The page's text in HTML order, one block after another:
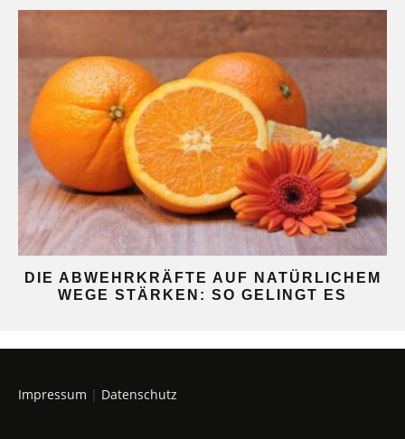
DIE ABWEHRKRÄFTE AUF NATÜRLICHEM
WEGE STÄRKEN: SO GELINGT ES
Impressum | Datenschutz